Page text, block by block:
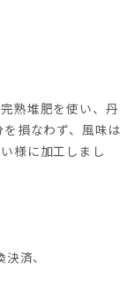
熟堆肥を使い、丹
損なわず、風味は
様に加工しまし
決済、